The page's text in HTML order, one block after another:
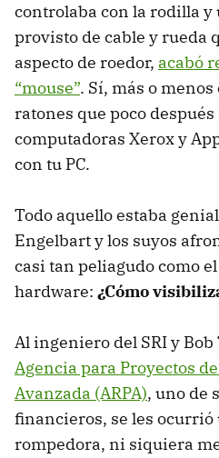
controlaba con la rodilla y
provisto de cable y rueda
aspecto de roedor, acabó
“mouse”. Sí, más o
ratones que poco
computadoras Xerox y
con tu PC.
Todo aquello estaba
Engelbart y los suyos
casi tan peliagudo como
hardware: ¿Cómo
Al ingeniero del SRI y
Agencia para Proyectos
Avanzada (ARPA), uno de
financieros, se les ocurrió
rompedora, ni siquiera